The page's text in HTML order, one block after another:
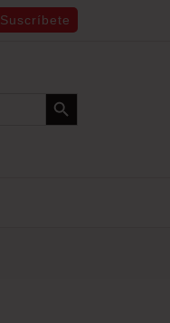
Suscríbete
Search Button